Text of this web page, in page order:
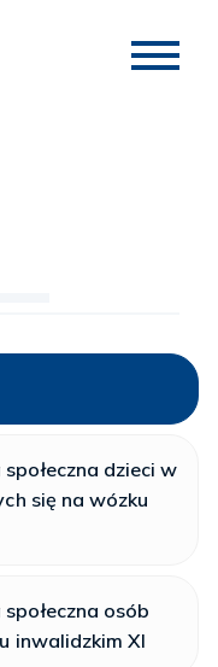
dzieci w
się na wózku
osób
inwalidzkim XI